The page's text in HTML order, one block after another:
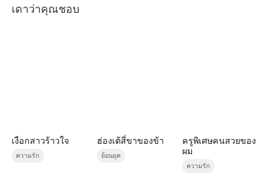
เดาว่าคุณชอบ
เงือกสาวร้าวใจ
ความรัก
ฮ่องเต้สี่ขาของข้า
ย้อนยุค
ครูพิเศษคนสวยของ
ผม
ความรัก